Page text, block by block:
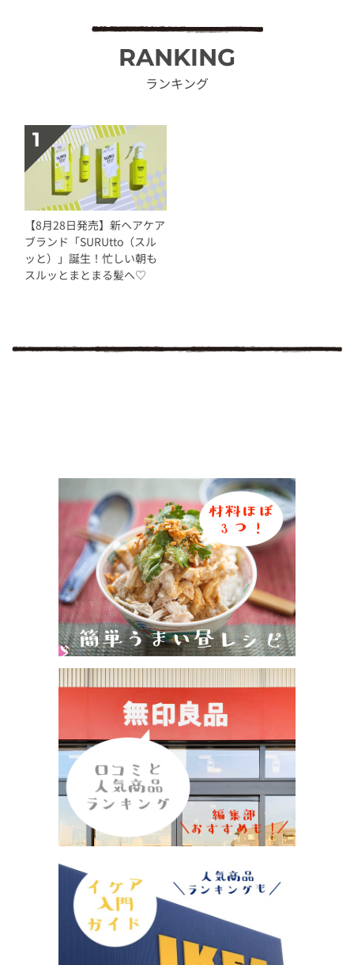
RANKING
ランキング
【8月28日発売】新ヘアケア
ブランド「SURUtto（スル
ッと）」誕生！忙しい朝も
スルッとまとまる髪へ♡